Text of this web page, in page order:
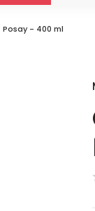
Posay - 400 ml